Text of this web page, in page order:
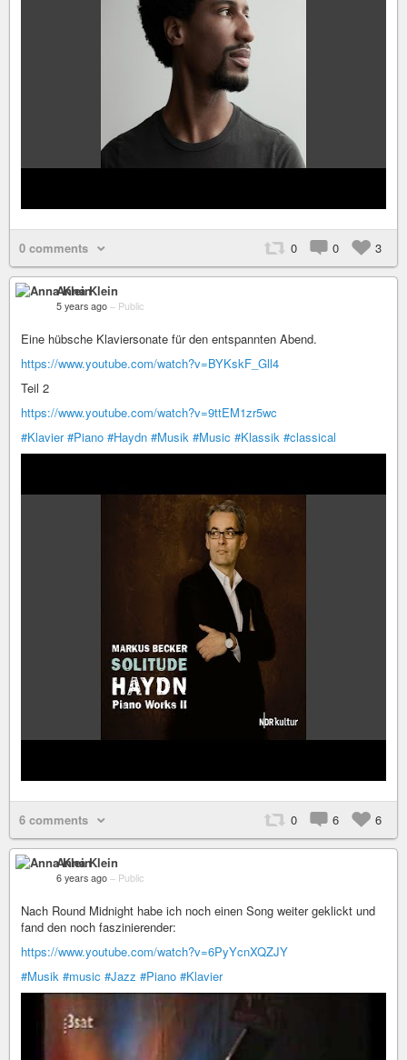
0 comments 0 0 3
Anna Klein
5 years ago – Public
Eine hübsche Klaviersonate für den entspannten Abend.
https://www.youtube.com/watch?v=BYKskF_Gll4
Teil 2
https://www.youtube.com/watch?v=9ttEM1zr5wc
#Klavier #Piano #Haydn #Musik #Music #Klassik #classical
6 comments 0 6 6
Anna Klein
6 years ago – Public
Nach Round Midnight habe ich noch einen Song weiter geklickt und
fand den noch faszinierender:
https://www.youtube.com/watch?v=6PyYcnXQZJY
#Musik #music #Jazz #Piano #Klavier